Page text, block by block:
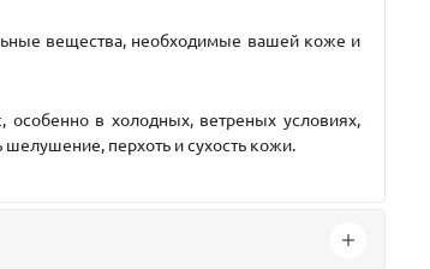
вещества, необходимые вашей коже и
в холодных, ветреных условиях,
шелушение, перхоть и сухость кожи.